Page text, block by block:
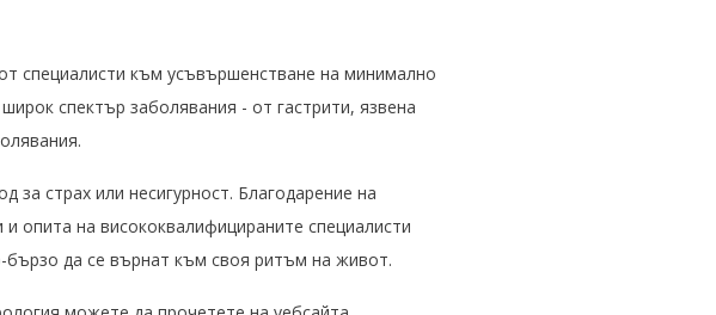
специалисти към усъвършенстване на минимално
спектър заболявания - от гастрити, язвена
страх или несигурност. Благодарение на
опита на висококвалифицираните специалисти
да се върнат към своя ритъм на живот.